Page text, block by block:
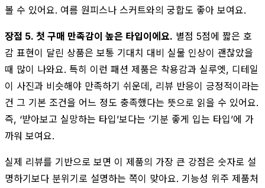
볼 수 있어요. 여름 원피스나 스커트와의 궁합도 좋아 보여요.
장점 5. 첫 구매 만족감이 높은 타입이에요. 별점 5점에 짧은 호
감 표현이 달린 상품은 보통 기대치 대비 실물 인상이 괜찮았을
때 많이 나와요. 특히 이런 패션 제품은 착용감과 실루엣, 디테일
이 사진과 비슷해야 만족하기 쉬운데, 리뷰 반응이 긍정적이라는
건 그 기본 조건을 어느 정도 충족했다는 뜻으로 읽을 수 있어요.
즉, ‘받아보고 실망하는 타입’보다는 ‘기분 좋게 입는 타입’에 가
까워 보여요.
실제 리뷰를 기반으로 보면 이 제품의 가장 큰 강점은 숫자로 설
명하기보다 분위기로 설명하는 쪽이 맞아요. 기능성 위주 제품처